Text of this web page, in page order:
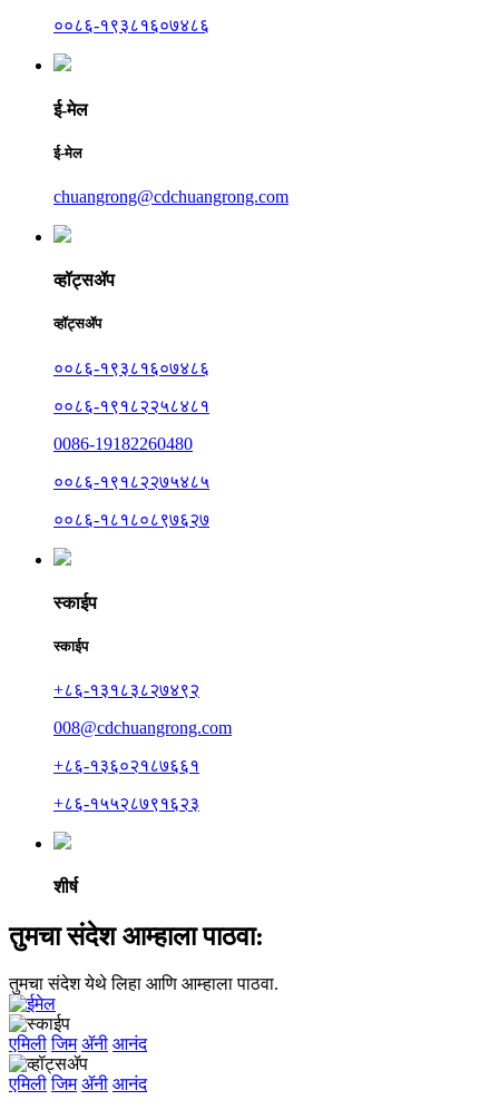
००८६-१९३८१६०७४८६
ई-मेल
ई-मेल
chuangrong@cdchuangrong.com
व्हॉट्सॲप
व्हॉट्सॲप
००८६-१९३८१६०७४८६
००८६-१९१८२२५८४८१
0086-19182260480
००८६-१९१८२२७५४८५
००८६-१८१८०८९७६२७
स्काईप
स्काईप
+८६-१३१८३८२७४९२
008@cdchuangrong.com
+८६-१३६०२१८७६६१
+८६-१५५२८७९१६२३
शीर्ष
तुमचा संदेश आम्हाला पाठवा:
तुमचा संदेश येथे लिहा आणि आम्हाला पाठवा.
एमिली जिम ॲनी आनंद
एमिली जिम ॲनी आनंद